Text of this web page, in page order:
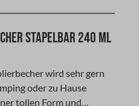
stapelbar 240 ml
wird sehr gern
oder zu Hause
tollen Form und